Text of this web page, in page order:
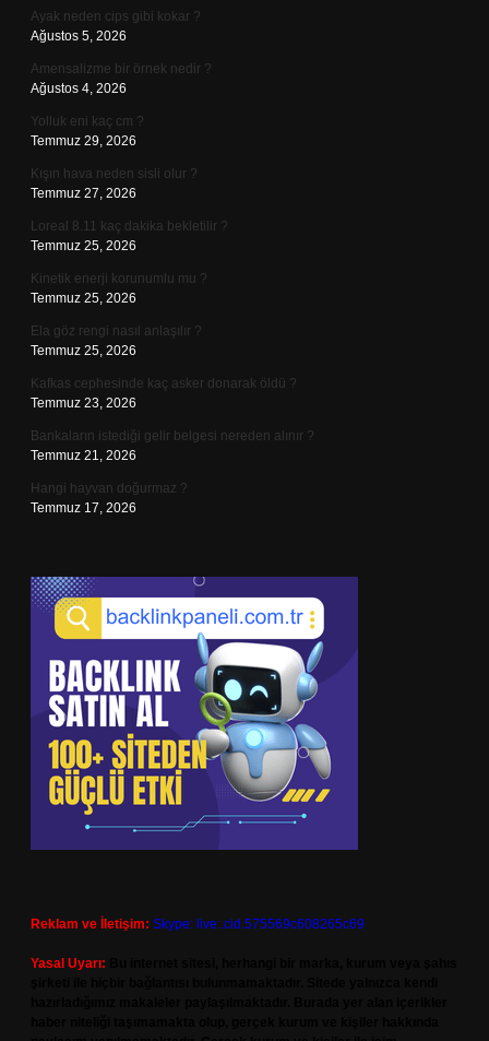
Ayak neden cips gibi kokar ?
Ağustos 5, 2026
Amensalizme bir örnek nedir ?
Ağustos 4, 2026
Yolluk eni kaç cm ?
Temmuz 29, 2026
Kışın hava neden sisli olur ?
Temmuz 27, 2026
Loreal 8.11 kaç dakika bekletilir ?
Temmuz 25, 2026
Kinetik enerji korunumlu mu ?
Temmuz 25, 2026
Ela göz rengi nasıl anlaşılır ?
Temmuz 25, 2026
Kafkas cephesinde kaç asker donarak öldü ?
Temmuz 23, 2026
Bankaların istediği gelir belgesi nereden alınır ?
Temmuz 21, 2026
Hangi hayvan doğurmaz ?
Temmuz 17, 2026
Reklam ve İletişim: Skype: live:.cid.575569c608265c69
Yasal Uyarı: